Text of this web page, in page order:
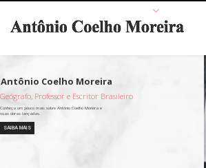
Geógrafo, Professor e Escritor Brasileiro
SAIBA MAIS